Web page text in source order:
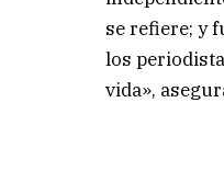
se refiere; y
los
vida»,